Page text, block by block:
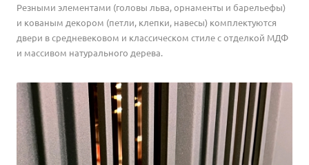
Резными элементами (головы льва, орнаменты и барельефы)
и кованым декором (петли, клепки, навесы) комплектуются
двери в средневековом и классическом стиле с отделкой МДФ
и массивом натурального дерева.